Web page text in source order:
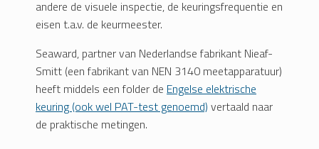
andere de visuele inspectie, de keuringsfrequentie en
eisen t.a.v. de keurmeester.
Seaward, partner van Nederlandse fabrikant Nieaf-
Smitt (een fabrikant van NEN 3140 meetapparatuur)
heeft middels een folder de Engelse elektrische
keuring (ook wel PAT-test genoemd) vertaald naar
de praktische metingen.